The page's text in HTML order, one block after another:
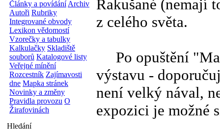
Články a povídání Archiv
Autoři Rubriky
Integrované obvody
Lexikon vědomostí
Vzorečky a tabulky
Kalkulačky Skladiště
souborů Katalogové listy
Veřejné mínění
Rozcestník Zajímavosti
dne Mapka stránek
Novinky a změny
Pravidla provozu O
Žirafovinách
Hledání
Rakušané (nemají
z celého světa.
Po opuštění
výstavu -
není velký nával,
expozici je možné